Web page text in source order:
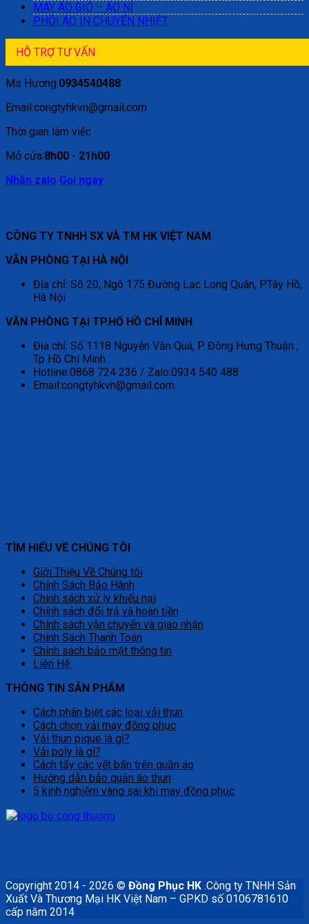
MAY ÁO GIÓ – ÁO NỈ
PHÔI ÁO IN CHUYỂN NHIỆT
HỖ TRỢ TƯ VẤN
Ms Hương:0934540488
Email:congtyhkvn@gmail.com
Thời gian làm việc
Mở cửa:8h00 - 21h00
Nhắn zalo Gọi ngay
CÔNG TY TNHH SX VÀ TM HK VIỆT NAM
VĂN PHÒNG TẠI HÀ NỘI
Địa chỉ: Số 20, Ngõ 175 Đường Lạc Long Quân, P.Tây Hồ,
Hà Nội
VĂN PHÒNG TẠI TP.HỐ HỒ CHÍ MINH
Địa chỉ: Số 1118 Nguyễn Văn Quá, P Đông Hưng Thuận ,
Tp Hồ Chí Minh
Hotline:0868 724 236 / Zalo:0934 540 488
Email:congtyhkvn@gmail.com
TÌM HIỂU VỀ CHÚNG TÔI
Giới Thiệu Về Chúng tôi
Chính Sách Bảo Hành
Chính sách xử lý khiếu nại
Chính sách đổi trả và hoàn tiền
Chính sách vận chuyển và giao nhận
Chính Sách Thanh Toán
Chính sách bảo mật thông tin
Liên Hệ
THÔNG TIN SẢN PHẨM
Cách phân biệt các loại vải thun
Cách chọn vải may đồng phục
Vải thun pique là gì?
Vải poly là gì?
Cách tẩy các vết bẩn trên quần áo
Hướng dẫn bảo quản áo thun
5 kinh nghiệm vàng sai khi may đồng phục
Copyright 2014 - 2026 © Đồng Phục HK .Công ty TNHH Sản
Xuất Và Thương Mại HK Việt Nam – GPKD số 0106781610
cấp năm 2014